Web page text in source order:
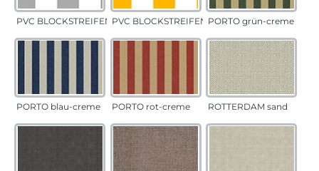
PVC BLOCKSTREIFEN grauPVC BLOCKSTREIFEN gelbPORTO grün-creme
PORTO blau-creme PORTO rot-creme ROTTERDAM sand